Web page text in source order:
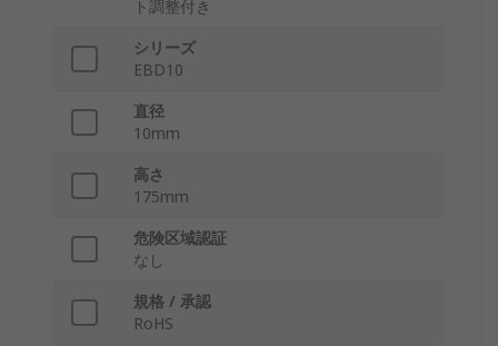
ト調整付き
シリーズ
EBD10
直径
10mm
高さ
175mm
危険区域認証
なし
規格 / 承認
RoHS